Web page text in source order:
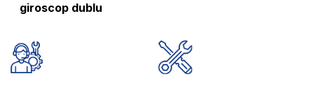
giroscop dublu